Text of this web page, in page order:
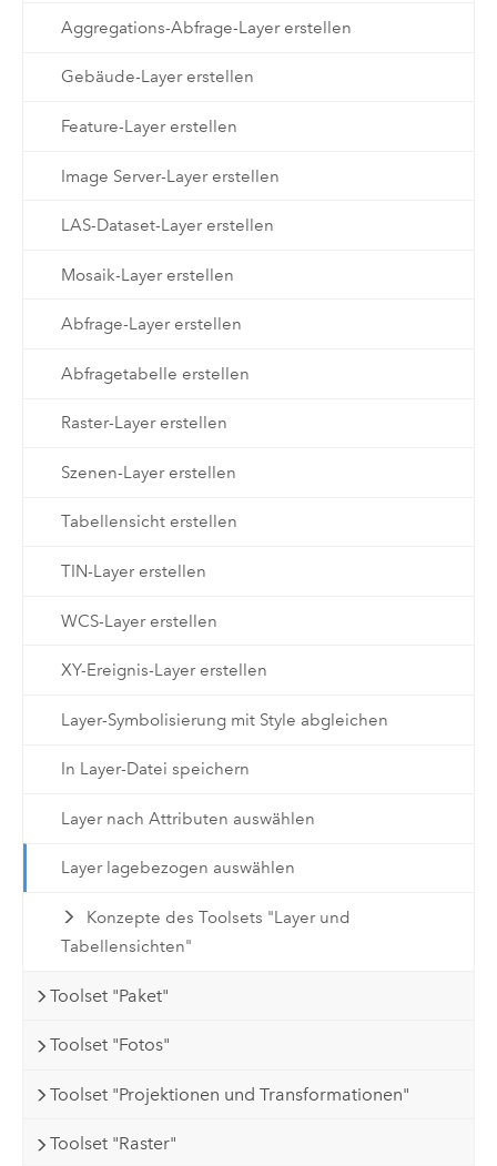
Aggregations-Abfrage-Layer erstellen
Gebäude-Layer erstellen
Feature-Layer erstellen
Image Server-Layer erstellen
LAS-Dataset-Layer erstellen
Mosaik-Layer erstellen
Abfrage-Layer erstellen
Abfragetabelle erstellen
Raster-Layer erstellen
Szenen-Layer erstellen
Tabellensicht erstellen
TIN-Layer erstellen
WCS-Layer erstellen
XY-Ereignis-Layer erstellen
Layer-Symbolisierung mit Style abgleichen
In Layer-Datei speichern
Layer nach Attributen auswählen
Layer lagebezogen auswählen
Konzepte des Toolsets "Layer und
Tabellensichten"
Toolset "Paket"
Toolset "Fotos"
Toolset "Projektionen und Transformationen"
Toolset "Raster"